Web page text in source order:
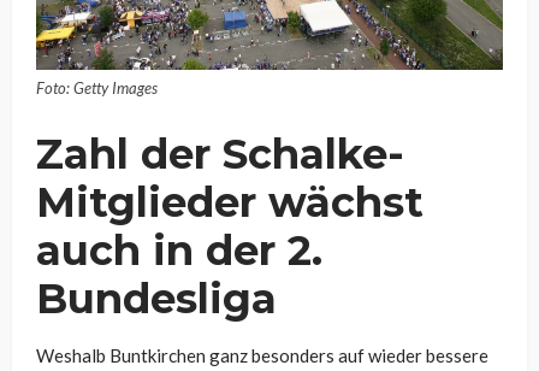
Foto: Getty Images
Zahl der Schalke-
Mitglieder wächst
auch in der 2.
Bundesliga
Weshalb Buntkirchen ganz besonders auf wieder bessere